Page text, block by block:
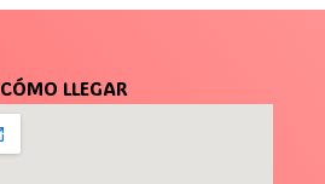
CÓMO LLEGAR